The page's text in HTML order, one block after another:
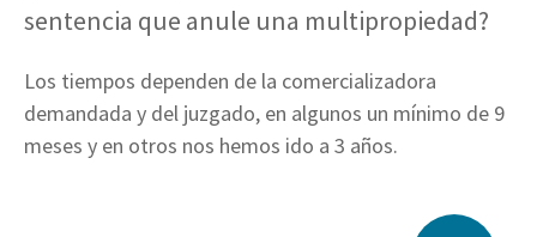
sentencia que anule una multipropiedad?
Los tiempos dependen de la comercializadora
demandada y del juzgado, en algunos un mínimo de 9
meses y en otros nos hemos ido a 3 años.